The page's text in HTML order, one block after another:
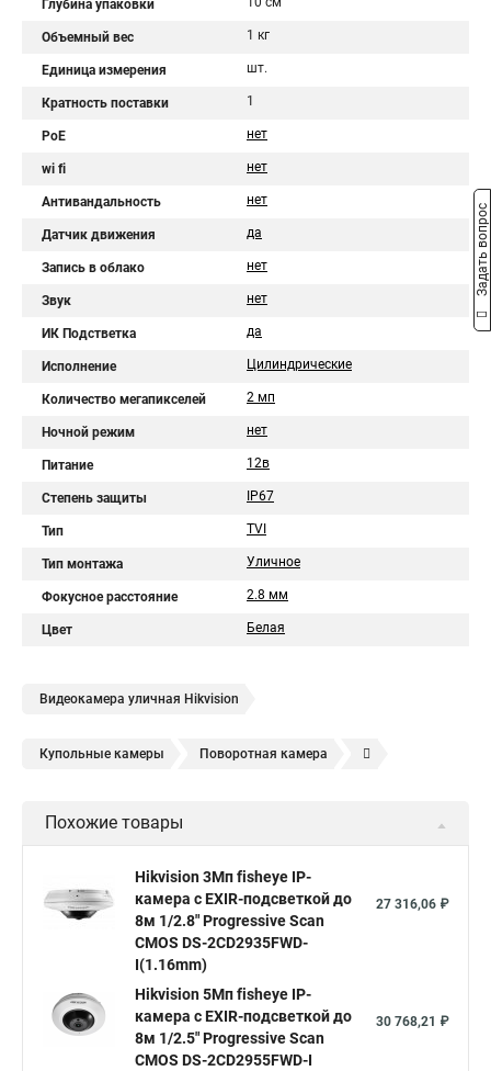
Глубина упаковки
Объемный вес 1 кг
Единица измерения шт.
Кратность поставки 1
PoE нет
wi fi нет
Антивандальность нет
Датчик движения да
Запись в облако нет
Звук нет
ИК Подстветка да
Исполнение Цилиндрические
Количество мегапикселей 2 мп
Ночной режим нет
Питание 12в
Степень защиты IP67
Тип TVI
Тип монтажа Уличное
Фокусное расстояние 2.8 мм
Цвет Белая
Видеокамера уличная Hikvision
Купольные камеры Поворотная камера
Камера видеонаблюдения hikvision
Hikvision купить Hikvision уличная ip камера
Hikvision poe
Hikvision 2 8 mm Hikvision camera Hikvision 2cd1148 i b
Видеонаблюдение Ip видеокамеры
Похожие товары
Hikvision 3Мп fisheye IP-
камера c EXIR-подсветкой до
8м 1/2.8" Progressive Scan
CMOS DS-2CD2935FWD-
I(1.16mm)
27 316,06 ₽
Hikvision 5Мп fisheye IP-
камера c EXIR-подсветкой до
8м 1/2.5" Progressive Scan
CMOS DS-2CD2955FWD-I
30 768,21 ₽
Задать вопрос